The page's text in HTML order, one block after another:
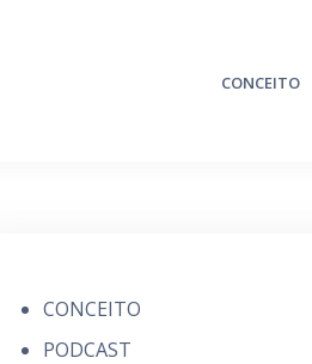
CONCEITO
CONCEITO
PODCAST